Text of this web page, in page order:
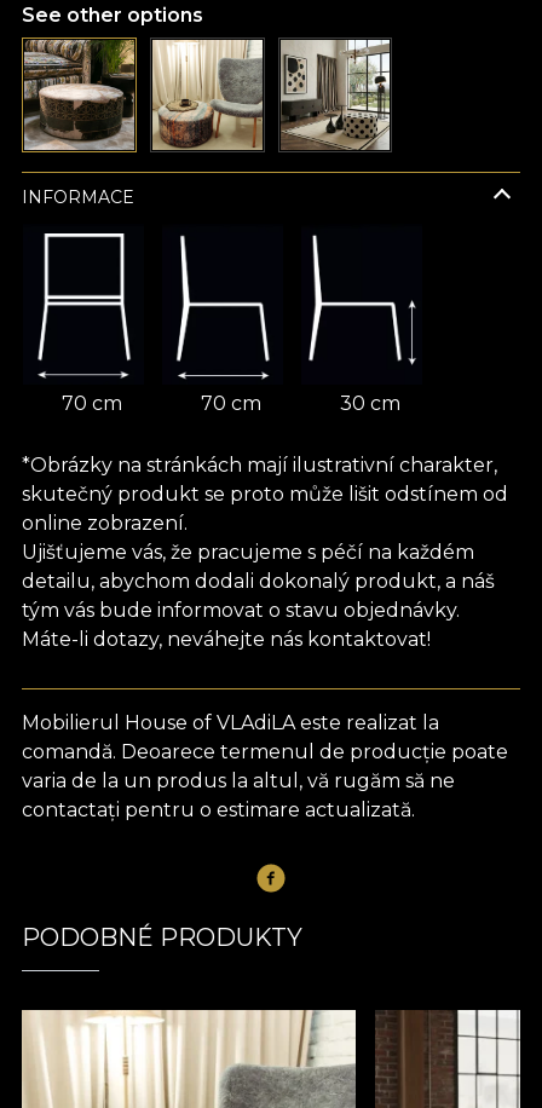
See other options
INFORMACE
70 cm 70 cm 30 cm
*Obrázky na stránkách mají ilustrativní charakter,
skutečný produkt se proto může lišit odstínem od
online zobrazení.
Ujišťujeme vás, že pracujeme s péčí na každém
detailu, abychom dodali dokonalý produkt, a náš
tým vás bude informovat o stavu objednávky.
Máte-li dotazy, neváhejte nás kontaktovat!
Mobilierul House of VLAdiLA este realizat la
comandă. Deoarece termenul de producție poate
varia de la un produs la altul, vă rugăm să ne
contactați pentru o estimare actualizată.
PODOBNÉ PRODUKTY